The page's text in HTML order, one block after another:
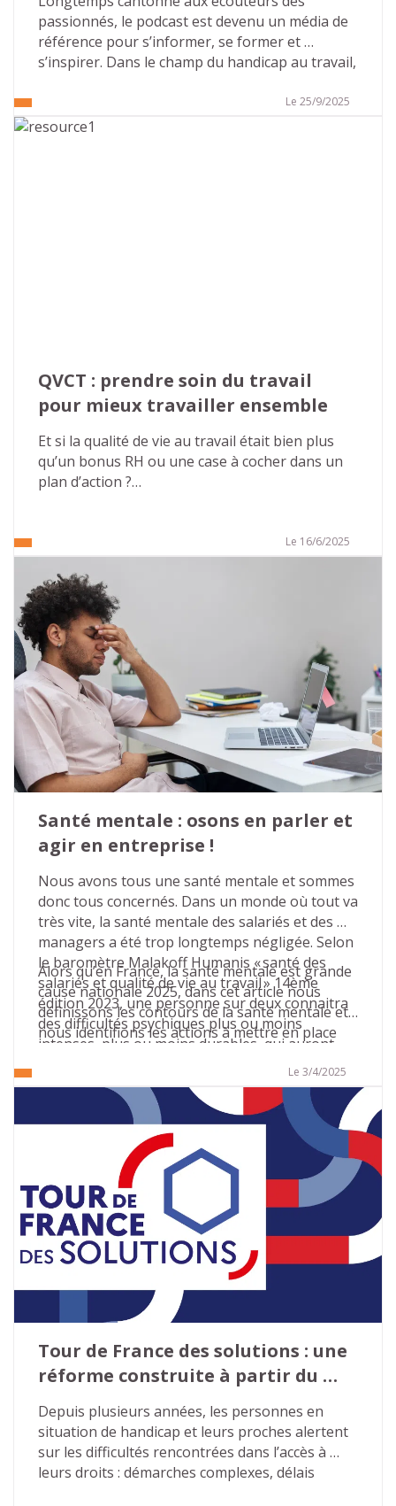
passionnés, le podcast est devenu un média de
référence pour s’informer, se former et
s’inspirer. Dans le champ du handicap au travail,
parcours pluriels, des clés concrètes pour agir
en entreprise. Avec ses deux saisons déjà
Le 25/9/2025
QVCT : prendre soin du travail
pour mieux travailler ensemble
Et si la qualité de vie au travail était bien plus
qu’un bonus RH ou une case à cocher dans un
plan d’action ?
évolution, où les exigences s’accumulent et les
repères bougent, il devient essentiel de
s’interroger : comment permettre à chacun de
bien faire son travail, de s’y sentir utile, respecté
et en bonne santé ?
La QVCT – Qualité de Vie et des Conditions de
Travail – n’est pas un luxe, mais un levier
stratégique, humain et collectif. Voici pourquoi il
est plus que jamais temps d’en faire une priorité
dans votre organisation.
Le 16/6/2025
Santé mentale : osons en parler et
agir en entreprise !
Nous avons tous une santé mentale et sommes
donc tous concernés. Dans un monde où tout va
très vite, la santé mentale des salariés et des
managers a été trop longtemps négligée. Selon
le baromètre Malakoff Humanis « santé des
salariés et qualité de vie au travail » 14ème
édition 2023, une personne sur deux connaitra
des difficultés psychiques plus ou moins
intenses, plus ou moins durables, qui auront
Alors qu’en France, la santé mentale est grande
cause nationale 2025, dans cet article nous
définissons les contours de la santé mentale et
nous identifions les actions à mettre en place
Le 3/4/2025
Tour de France des solutions : une
réforme construite à partir du
terrain
Depuis plusieurs années, les personnes en
situation de handicap et leurs proches alertent
sur les difficultés rencontrées dans l’accès à
leurs droits : démarches complexes, délais